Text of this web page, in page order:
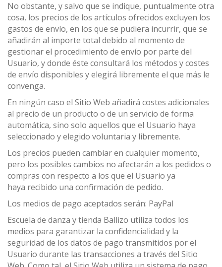
No obstante, y salvo que se indique, puntualmente otra
cosa, los precios de los artículos ofrecidos excluyen los
gastos de envío, en los que se pudiera incurrir, que se
añadirán al importe total debido al momento de
gestionar el procedimiento de envío por parte del
Usuario, y donde éste consultará los métodos y costes
de envío disponibles y elegirá libremente el que más le
convenga.
En ningún caso el Sitio Web añadirá costes adicionales
al precio de un producto o de un servicio de forma
automática, sino solo aquellos que el Usuario haya
seleccionado y elegido voluntaria y libremente.
Los precios pueden cambiar en cualquier momento,
pero los posibles cambios no afectarán a los pedidos o
compras con respecto a los que el Usuario ya
haya recibido una confirmación de pedido.
Los medios de pago aceptados serán: PayPal
Escuela de danza y tienda Ballizo utiliza todos los
medios para garantizar la confidencialidad y la
seguridad de los datos de pago transmitidos por el
Usuario durante las transacciones a través del Sitio